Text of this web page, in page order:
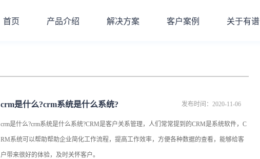
首页 产品介绍 解决方案 客户案例 关于有谱
crm是什么?crm系统是什么系统? 发布时间：2020-11-06
crm是什么?crm系统是什么系统?CRM是客户关系管理，人们常常提到的CRM是系统软件，C
RM系统可以帮助帮助企业简化工作流程，提高工作效率，方便各种数据的查看，能够给客
户带来很好的体验，及时关怀客户。